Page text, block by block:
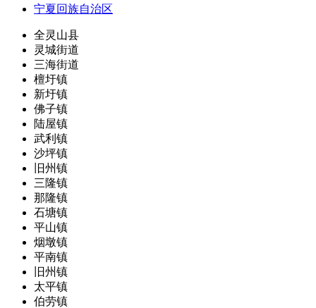
宁夏回族自治区
全灵山县
灵城街道
三海街道
檀圩镇
新圩镇
佛子镇
陆屋镇
武利镇
沙坪镇
旧州镇
三隆镇
那隆镇
石塘镇
平山镇
烟墩镇
平南镇
旧州镇
太平镇
伯劳镇